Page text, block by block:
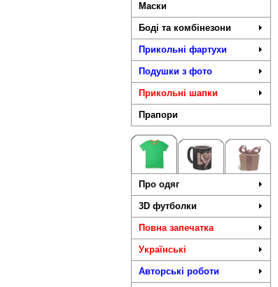
Маски
Боді та комбінезони
Прикольні фартухи
Подушки з фото
Прикольні шапки
Прапори
Про одяг
3D футболки
Повна запечатка
Українські
Авторські роботи